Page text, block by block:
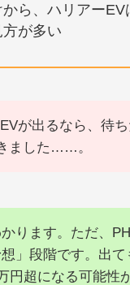
ら、ハリアーEV
が多い
が出るなら、待
ました……。
ります。ただ、
」段階です。出て
円超になる可能性